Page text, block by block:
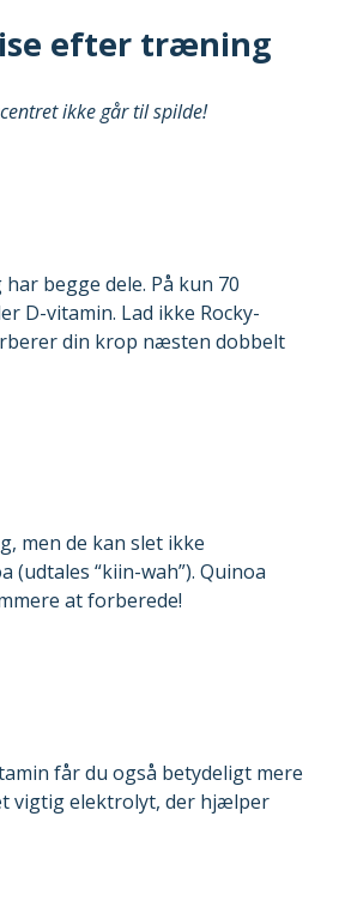
efter træning
ikke går til spilde!
begge dele. På kun 70
D-vitamin. Lad ikke Rocky-
din krop næsten dobbelt
men de kan slet ikke
“kiin-wah”). Quinoa
at forberede!
får du også betydeligt mere
vigtig elektrolyt, der hjælper